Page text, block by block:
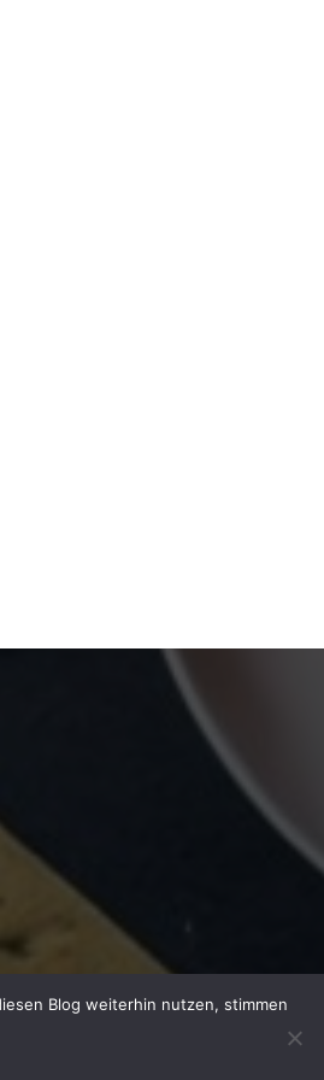
Blog weiterhin nutzen, stimmen